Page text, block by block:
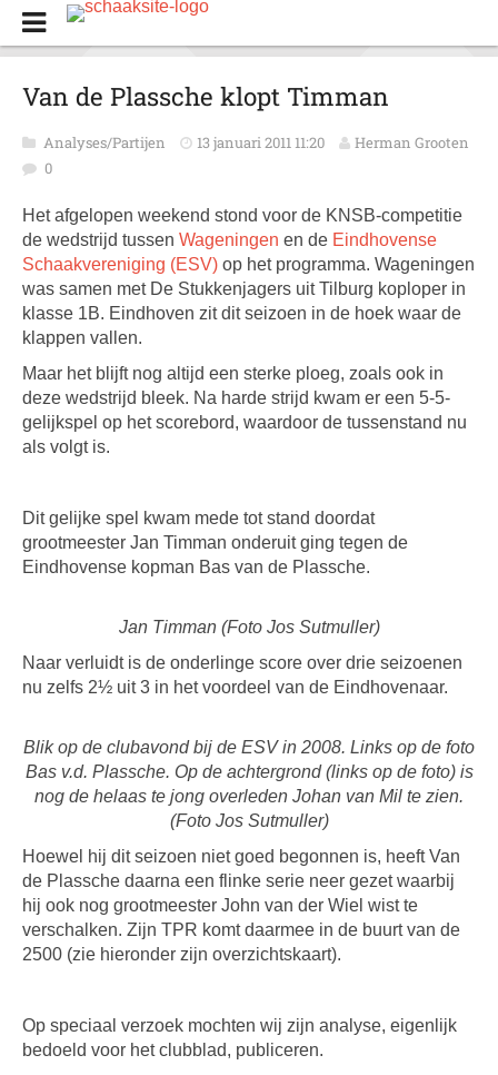
Van de Plassche klopt Timman
Analyses/Partijen 13 januari 2011 11:20
Herman Grooten
0
Het afgelopen weekend stond voor de KNSB-competitie
de wedstrijd tussen Wageningen en de Eindhovense
Schaakvereniging (ESV) op het programma. Wageningen
was samen met De Stukkenjagers uit Tilburg koploper in
klasse 1B. Eindhoven zit dit seizoen in de hoek waar de
klappen vallen.
Maar het blijft nog altijd een sterke ploeg, zoals ook in
deze wedstrijd bleek. Na harde strijd kwam er een 5-5-
gelijkspel op het scorebord, waardoor de tussenstand nu
als volgt is.
Dit gelijke spel kwam mede tot stand doordat
grootmeester Jan Timman onderuit ging tegen de
Eindhovense kopman Bas van de Plassche.
Jan Timman (Foto Jos Sutmuller)
Naar verluidt is de onderlinge score over drie seizoenen
nu zelfs 2½ uit 3 in het voordeel van de Eindhovenaar.
Blik op de clubavond bij de ESV in 2008. Links op de foto
Bas v.d. Plassche. Op de achtergrond (links op de foto) is
nog de helaas te jong overleden Johan van Mil te zien.
(Foto Jos Sutmuller)
Hoewel hij dit seizoen niet goed begonnen is, heeft Van
de Plassche daarna een flinke serie neer gezet waarbij
hij ook nog grootmeester John van der Wiel wist te
verschalken. Zijn TPR komt daarmee in de buurt van de
2500 (zie hieronder zijn overzichtskaart).
Op speciaal verzoek mochten wij zijn analyse, eigenlijk
bedoeld voor het clubblad, publiceren.